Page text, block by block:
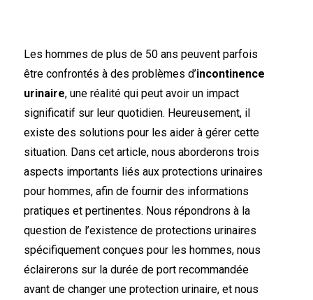
Les hommes de plus de 50 ans peuvent parfois
être confrontés à des problèmes d’incontinence
urinaire, une réalité qui peut avoir un impact
significatif sur leur quotidien. Heureusement, il
existe des solutions pour les aider à gérer cette
situation. Dans cet article, nous aborderons trois
aspects importants liés aux protections urinaires
pour hommes, afin de fournir des informations
pratiques et pertinentes. Nous répondrons à la
question de l’existence de protections urinaires
spécifiquement conçues pour les hommes, nous
éclairerons sur la durée de port recommandée
avant de changer une protection urinaire, et nous